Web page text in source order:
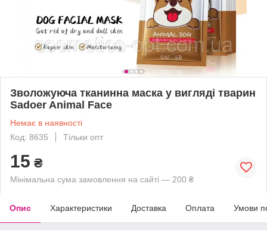
Зволожуюча тканинна маска у вигляді тварин
Sadoer Animal Face
Немає в наявності
Код: 8635
Тільки опт
15 ₴
Мінімальна сума замовлення на сайті — 200 ₴
Опис Характеристики Доставка Оплата Умови